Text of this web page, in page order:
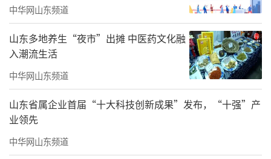
中华网山东频道
山东多地养生“夜市”出摊 中医药文化融
入潮流生活
中华网山东频道
山东省属企业首届“十大科技创新成果”发布，“十强”产
业领先
中华网山东频道